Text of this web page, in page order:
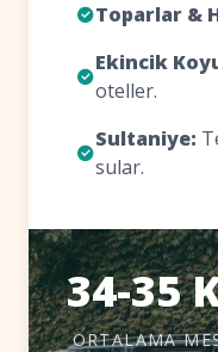
Toparlar &
Ekincik
oteller.
Sultaniye:
sular.
34-35
ORTALAMA